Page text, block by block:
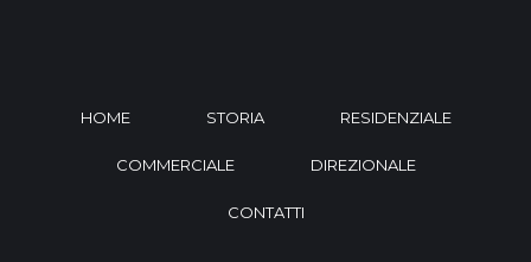
HOME STORIA RESIDENZIALE
COMMERCIALE DIREZIONALE
CONTATTI